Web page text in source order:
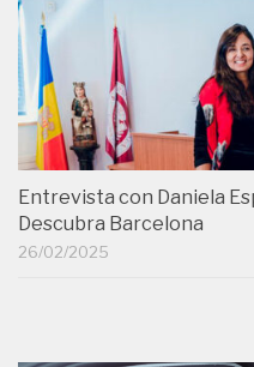
Entrevista con Daniela
Descubra Barcelona
26/02/2025